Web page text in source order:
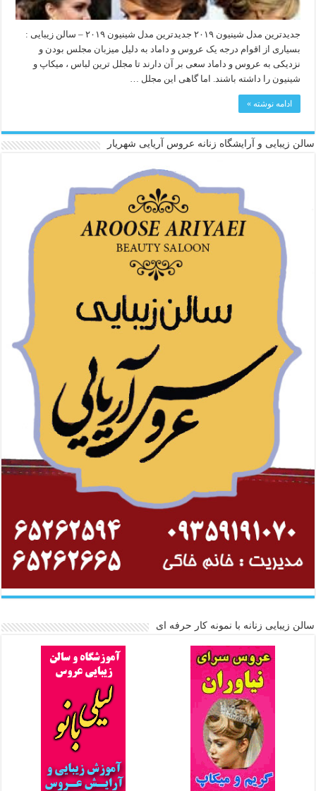
جدیدترین مدل شینیون ۲۰۱۹ جدیدترین مدل شینیون ۲۰۱۹ – سالن زیبایی :
بسیاری از اقوام درجه یک عروس و داماد به دلیل میزبان مجلس بودن و
نزدیکی به عروس و داماد سعی بر آن دارند تا مجلل ترین لباس ، میکاپ و
شینیون را داشته باشند. اما گاهی این مجلل …
ادامه نوشته »
سالن زیبایی و آرایشگاه زنانه عروس آریایی شهریار
سالن زیبایی زنانه با نمونه کار حرفه ای